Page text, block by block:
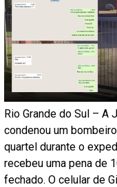
Rio Grande do Sul – A
condenou um
quartel durante o
recebeu uma pena de
fechado. O celular de